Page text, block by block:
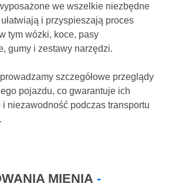
we wszelkie niezbędne
i przyspieszają proces
tym wózki, koce, pasy
gumy i zestawy narzędzi.
szczegółowe przeglądy
pojazdu, co gwarantuje ich
i niezawodność podczas transportu
MIENIA -